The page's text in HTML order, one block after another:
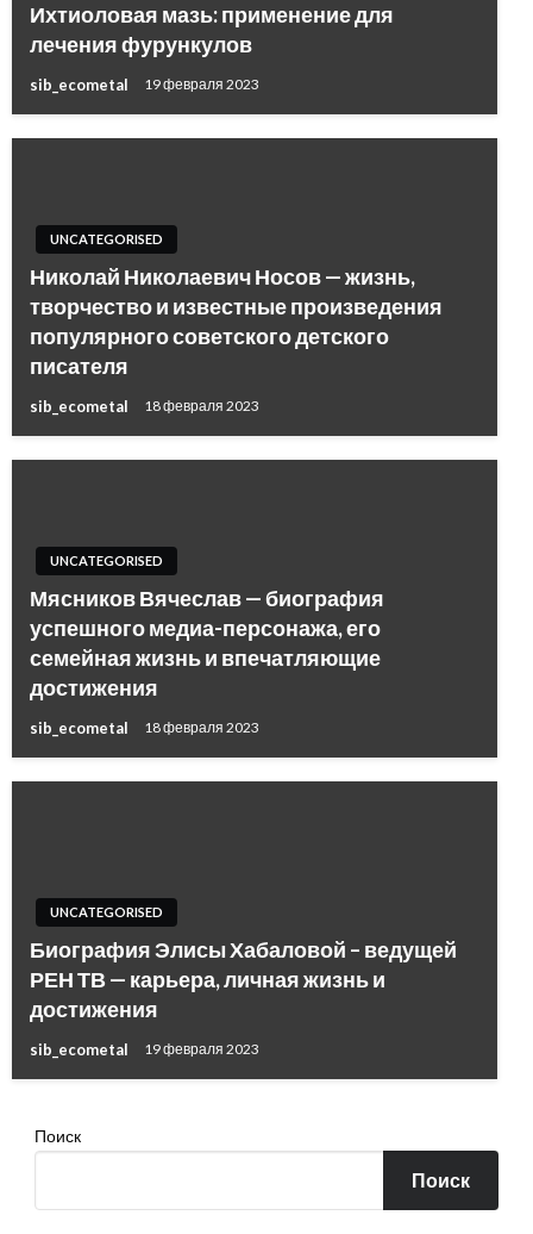
Ихтиоловая мазь: применение для
лечения фурункулов
sib_ecometal 19 февраля 2023
UNCATEGORISED
Николай Николаевич Носов — жизнь,
творчество и известные произведения
популярного советского детского
писателя
sib_ecometal 18 февраля 2023
UNCATEGORISED
Мясников Вячеслав — биография
успешного медиа-персонажа, его
семейная жизнь и впечатляющие
достижения
sib_ecometal 18 февраля 2023
UNCATEGORISED
Биография Элисы Хабаловой – ведущей
РЕН ТВ — карьера, личная жизнь и
достижения
sib_ecometal 19 февраля 2023
Поиск
Поиск